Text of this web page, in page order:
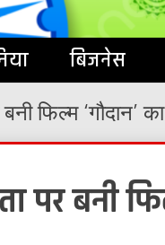
बिजनेस
फिल्म ‘गौदान’
पर बनी